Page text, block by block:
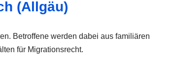
(Allgäu)
Betroffene werden dabei aus familiären
für Migrationsrecht.